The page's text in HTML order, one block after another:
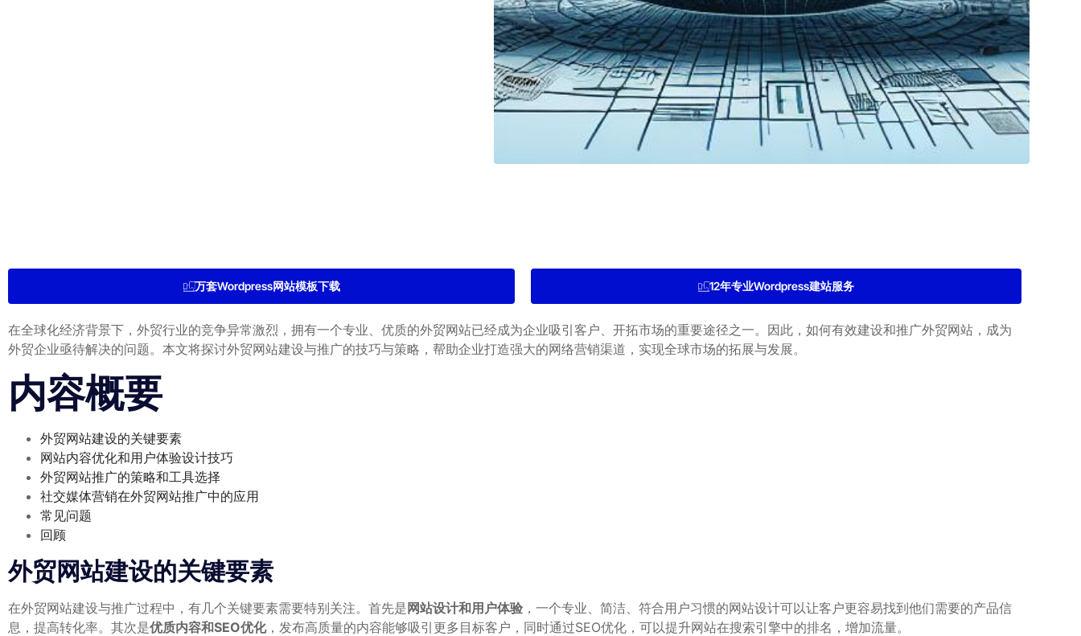
万套Wordpress网站模板下载 12年专业Wordpress建站服务
在全球化经济背景下，外贸行业的竞争异常激烈，拥有一个专业、优质的外贸网站已经成为企业吸引客户、开拓市场的重要途径之一。因此，如何有效建设和推广外贸网站，成为
外贸企业亟待解决的问题。本文将探讨外贸网站建设与推广的技巧与策略，帮助企业打造强大的网络营销渠道，实现全球市场的拓展与发展。
内容概要
外贸网站建设的关键要素
网站内容优化和用户体验设计技巧
外贸网站推广的策略和工具选择
社交媒体营销在外贸网站推广中的应用
常见问题
回顾
外贸网站建设的关键要素
在外贸网站建设与推广过程中，有几个关键要素需要特别关注。首先是网站设计和用户体验 ，一个专业、简洁、符合用户习惯的网站设计可以让客户更容易找到他们需要的产品信
息，提高转化率。其次是优质内容和SEO优化，发布高质量的内容能够吸引更多目标客户，同时通过SEO优化，可以提升网站在搜索引擎中的排名，增加流量。